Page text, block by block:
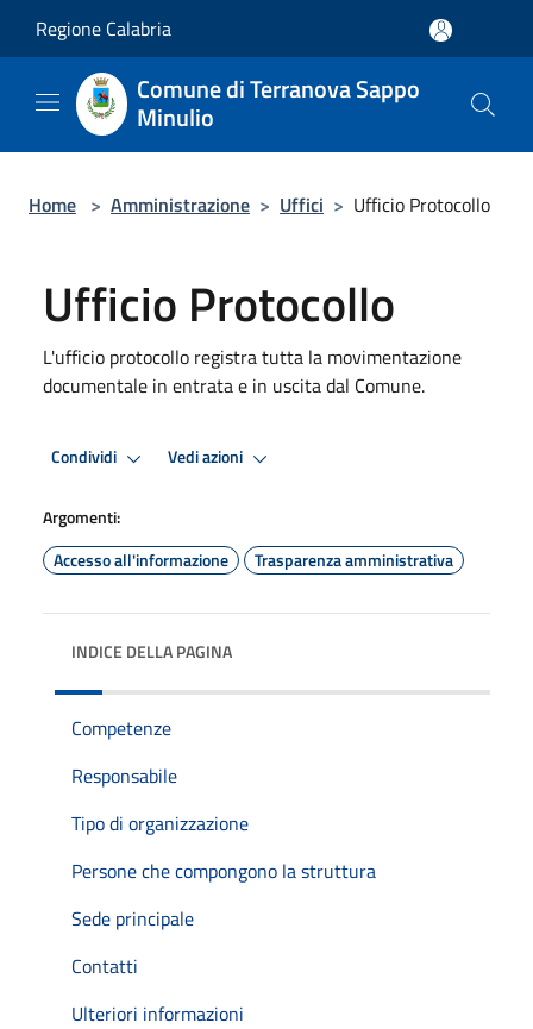
Regione Calabria
Comune di Terranova Sappo
Minulio
Home > Amministrazione > Uffici > Ufficio Protocollo
Ufficio Protocollo
L'ufficio protocollo registra tutta la movimentazione
documentale in entrata e in uscita dal Comune.
Condividi Vedi azioni
Argomenti:
Accesso all'informazione
Trasparenza amministrativa
INDICE DELLA PAGINA
Competenze
Responsabile
Tipo di organizzazione
Persone che compongono la struttura
Sede principale
Contatti
Ulteriori informazioni